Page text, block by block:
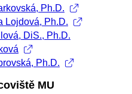
Ph.D.
Lojdová, Ph.D.
DiS., Ph.D.
Ph.D.
MU